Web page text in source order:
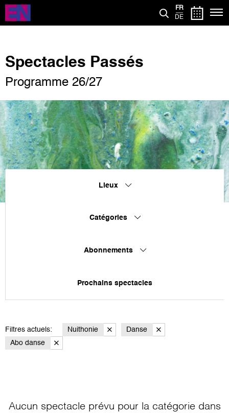
Aller
contenu
FR
DE
Spectacles Passés
Programme 26/27
Lieux
Catégories
Abonnements
Prochains spectacles
Filtres actuels: Nuithonie
Danse
Abo danse
Aucun spectacle prévu pour la catégorie dans